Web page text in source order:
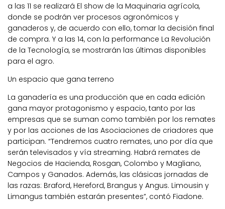
a las 11 se realizará El show de la Maquinaria agrícola,
donde se podrán ver procesos agronómicos y
ganaderos y, de acuerdo con ello, tomar la decisión final
de compra. Y a las 14, con la performance La Revolución
de la Tecnología, se mostrarán las últimas disponibles
para el agro.
Un espacio que gana terreno
La ganadería es una producción que en cada edición
gana mayor protagonismo y espacio, tanto por las
empresas que se suman como también por los remates
y por las acciones de las Asociaciones de criadores que
participan. “Tendremos cuatro remates, uno por día que
serán televisados y vía streaming. Habrá remates de
Negocios de Hacienda, Rosgan, Colombo y Magliano,
Campos y Ganados. Además, las clásicas jornadas de
las razas: Braford, Hereford, Brangus y Angus. Limousin y
Limangus también estarán presentes”, contó Fiadone.